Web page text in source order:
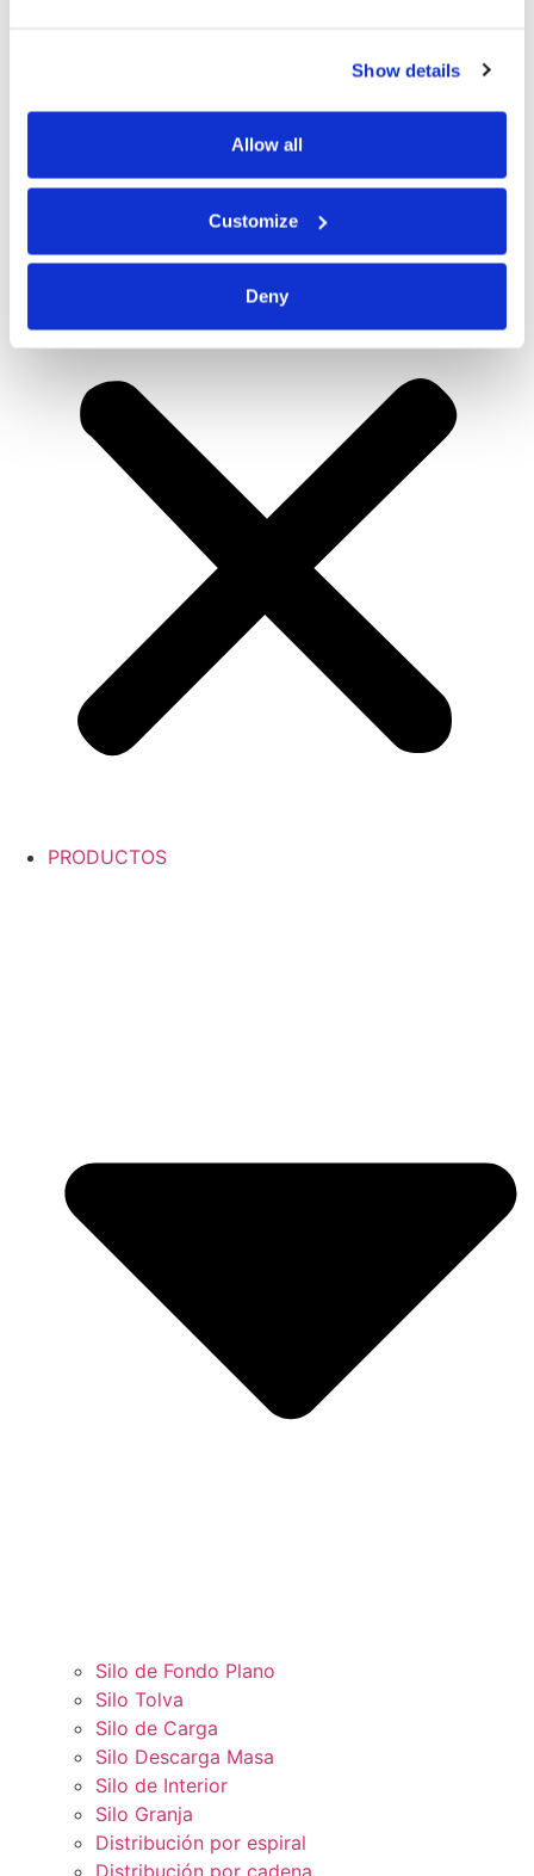
Show details
Allow all
Customize
Deny
PRODUCTOS
Silo de Fondo Plano
Silo Tolva
Silo de Carga
Silo Descarga Masa
Silo de Interior
Silo Granja
Distribución por espiral